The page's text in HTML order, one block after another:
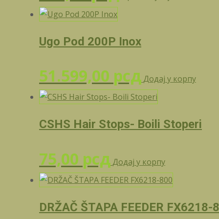
Ugo Pod 200P Inox
51.599,00 рсд Додај у корпу
CSHS Hair Stops- Boili Stoperi
75,00 рсд Додај у корпу
DRŽAČ ŠTAPA FEEDER FX6218-